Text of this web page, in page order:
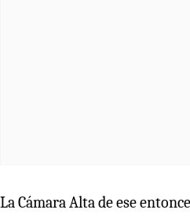
La Cámara Alta de ese